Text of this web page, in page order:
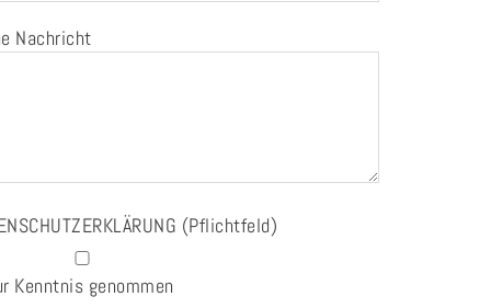
Nachricht
(Pflichtfeld)
Kenntnis genommen